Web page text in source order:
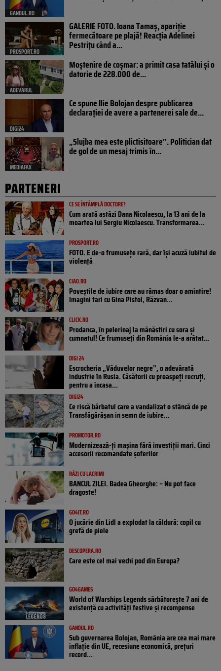
GANDUL.RO
PROSPORT.RO
GALERIE FOTO. Ioana Tamaş, apariție
fermecătoare pe plajă! Reacția Adelinei
Pestrițu când a...
ADEVARUL
Moștenire de coșmar: a primit casa tatălui și o
datorie de 228.000 de...
DIGI24
Ce spune Ilie Bolojan despre publicarea
declarației de avere a partenerei sale de...
MEDIAFAX
„Slujba mea este plictisitoare”. Politician dat
de gol de un mesaj trimis în...
PARTENERI
CE SE ÎNTÂMPLĂ DOCTORE?
Cum arată astăzi Dana Nicolaescu, la 13 ani de la
moartea lui Sergiu Nicolaescu. Transformarea...
PROSPORT.RO
FOTO. E de-o frumusețe rară, dar își acuză iubitul de
violență
CIAO.RO
Poveştile de iubire care au rămas doar o amintire!
Imagini tari cu Gina Pistol, Răzvan...
CLICK.RO
Prodanca, în pelerinaj la mănăstiri cu sora și
cumnatul! Ce frumuseți din România le-a arătat...
DIGI 24
Escrocheria „Văduvelor negre”, o adevărată
industrie în Rusia. Căsătorii cu proaspeți recruți,
pentru a încasa...
DIGI24
Ce riscă bărbatul care a vandalizat o stâncă de pe
Transfăgărășan în semn de iubire...
PROMOTOR.RO
Modernizează-ți mașina fără investiții mari. Cinci
accesorii recomandate șoferilor
RÂZI CU LACRIMI
BANCUL ZILEI. Badea Gheorghe: – Nu pot face
dragoste!
GO4IT.RO
O jucărie din Lidl a explodat la căldură: copil cu
grefă de piele
DESCOPERA.RO
Care este cel mai vechi pod din Europa?
GO4GAMES
World of Warships Legends sărbătorește 7 ani de
existență cu activități festive și recompense
GANDUL.RO
Sub guvernarea Bolojan, România are cea mai mare
inflație din UE, recesiune economică, prețuri
record...